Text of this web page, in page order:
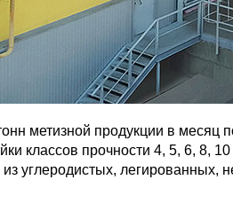
метизной продукции в
классов прочности 4, 5, 6,
углеродистых,